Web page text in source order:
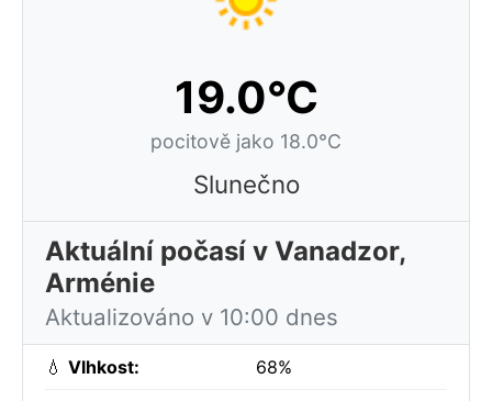
19.0°C
pocitově jako 18.0°C
Slunečno
Aktuální počasí v Vanadzor,
Arménie
Aktualizováno v 10:00 dnes
💧 Vlhkost: 68%